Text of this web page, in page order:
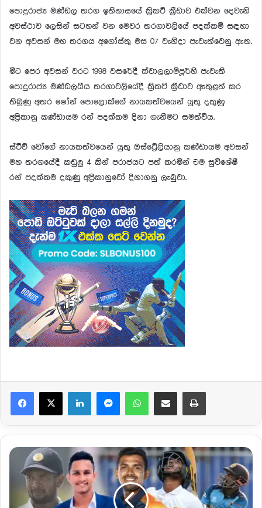
පොදුරාජ්‍ය මණ්ඩල තරග ඉතිහාසයේ ක්‍රිකට් ක්‍රීඩාව එක්වන දෙවැනි
අවස්ථාව ලෙසින් සටහන් වන මෙවර තරගාවලියේ පදක්කම් සඳහා
වන අවසන් මහ තරගය අගෝස්තු මස 07 වැනිදා පැවැත්වෙනු ඇත.
මීට පෙර අවසන් වරට 1998 වසරේදී ක්වාලලාම්පූර්හි පැවැති
පොදුරාජ්‍ය මණ්ඩලයීය තරගාවලියේදී ක්‍රිකට් ක්‍රීඩාව ඇතුළත් කර
තිබුණු අතර ෂෝන් පොලොක්ගේ නායකත්වයෙන් යුතු දකුණු
අප්‍රිකානු කණ්ඩායම රන් පදක්කම දිනා ගැනීමට සමත්විය.
ස්ටීව් වෝගේ නායකත්වයෙන් යුතු ඔස්ට්‍රේලියානු කණ්ඩායම අවසන්
මහ තරගයේදී කඩුලු 4 කින් පරාජයට පත් කරමින් එම සුවිශේෂී
රන් පදක්කම දකුණු අප්‍රිකානුවෝ දිනාගනු ලැබුවා.